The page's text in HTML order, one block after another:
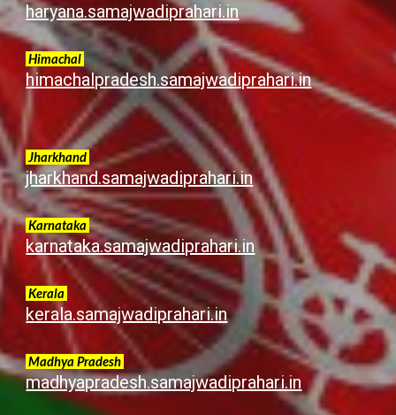
haryana.samajwadiprahari.in
Himachal
himachalpradesh.samajwadiprahari.in
Jharkhand
jharkhand.samajwadiprahari.in
Karnataka
karnataka.samajwadiprahari.in
Kerala
kerala.samajwadiprahari.in
Madhya Pradesh
madhyapradesh.samajwadiprahari.in